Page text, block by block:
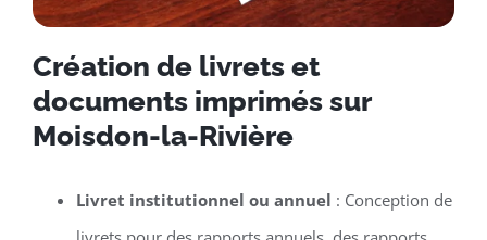
Création de livrets et
documents imprimés sur
Moisdon-la-Rivière
Livret institutionnel ou annuel : Conception de